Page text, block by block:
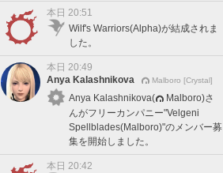
本日 20:51
Wilf's Warriors(Alpha)が結成されま
した。
本日 20:49
Anya Kalashnikova
Malboro [Crystal]
Anya Kalashnikova(
Malboro)さ
んがフリーカンパニー"Velgeni
Spellblades(Malboro)"のメンバー募
集を開始しました。
本日 20:42